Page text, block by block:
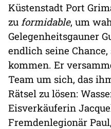
Küstenstadt Port
zu formidable, um
Gelegenheitsgauner
endlich seine
kommen. Er
Team um sich, das
Rätsel zu lösen:
Eisverkäuferin
Fremdenlegionär